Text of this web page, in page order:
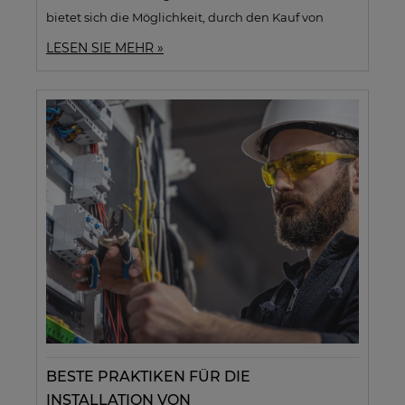
bietet sich die Möglichkeit, durch den Kauf von
Komponenten aus Deutschland mit
Energiespeichern, wichtige Kriterien bei der
Auswahl wie Kapazität, Kompatibilität und
Sicherheit sowie die Schritte, um von der
Steuerbefreiung zu profitieren. Zudem wird die
Zusammenarbeit mit
empfohlen,
die hochwertige Produkte, professionelle
Unterstützung und schnelle Lieferung bieten.
Abschließend werden Unternehmen ermutigt, diese
Chance zu nutzen, um ihre Projekte effizienter und
wettbewerbsfähiger zu gestalten.
LESEN SIE MEHR »
BESTE PRAKTIKEN FÜR DIE
INSTALLATION VON